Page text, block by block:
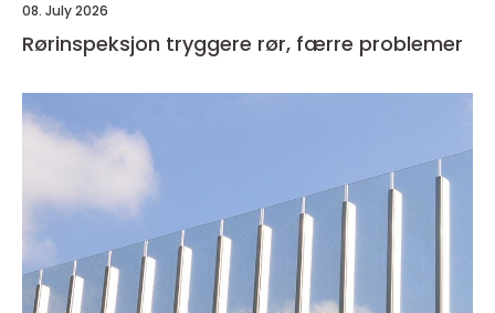
08. July 2026
Rørinspeksjon tryggere rør, færre problemer